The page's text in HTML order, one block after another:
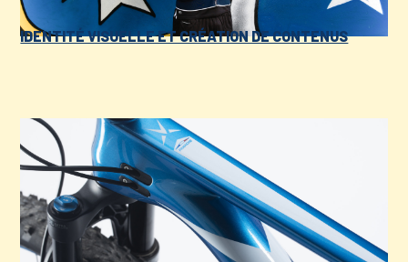
IDENTITÉ VISUELLE ET CRÉATION DE CONTENUS